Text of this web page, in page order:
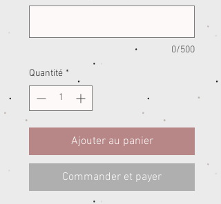
0/500
Quantité *
Ajouter au panier
Commander et payer